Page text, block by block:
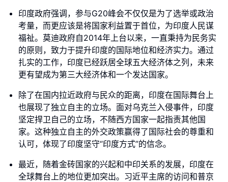
印度政府强调，参与G20峰会不仅仅是为了选举或政治
考量，而更应该是将国家利益置于首位，为印度人民谋
福祉。莫迪政府自2014年上台以来，一直秉持为民务实
的原则，致力于提升印度的国际地位和经济实力。通过
扎实的工作，印度已经跃居全球五大经济体之列，未来
更有望成为第三大经济体和一个发达国家。
除了在国内拉近政府与民众的距离，印度在国际舞台上
也展现了独立自主的立场。面对乌克兰入侵事件，印度
坚定捍卫自己的立场，不随西方国家一起指责其他国
家。这种独立自主的外交政策赢得了国际社会的尊重和
认可，体现了印度坚守“印度方式”的信念。
最近，随着金砖国家的兴起和中印关系的发展，印度在
全球舞台上的地位更加突出。习近平主席的访问和普京